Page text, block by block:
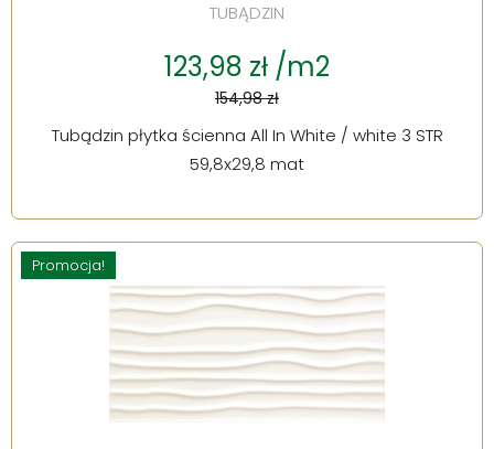
TUBĄDZIN
123,98 zł /m2
154,98 zł
Tubądzin płytka ścienna All In White / white 3 STR
59,8x29,8 mat
Promocja!